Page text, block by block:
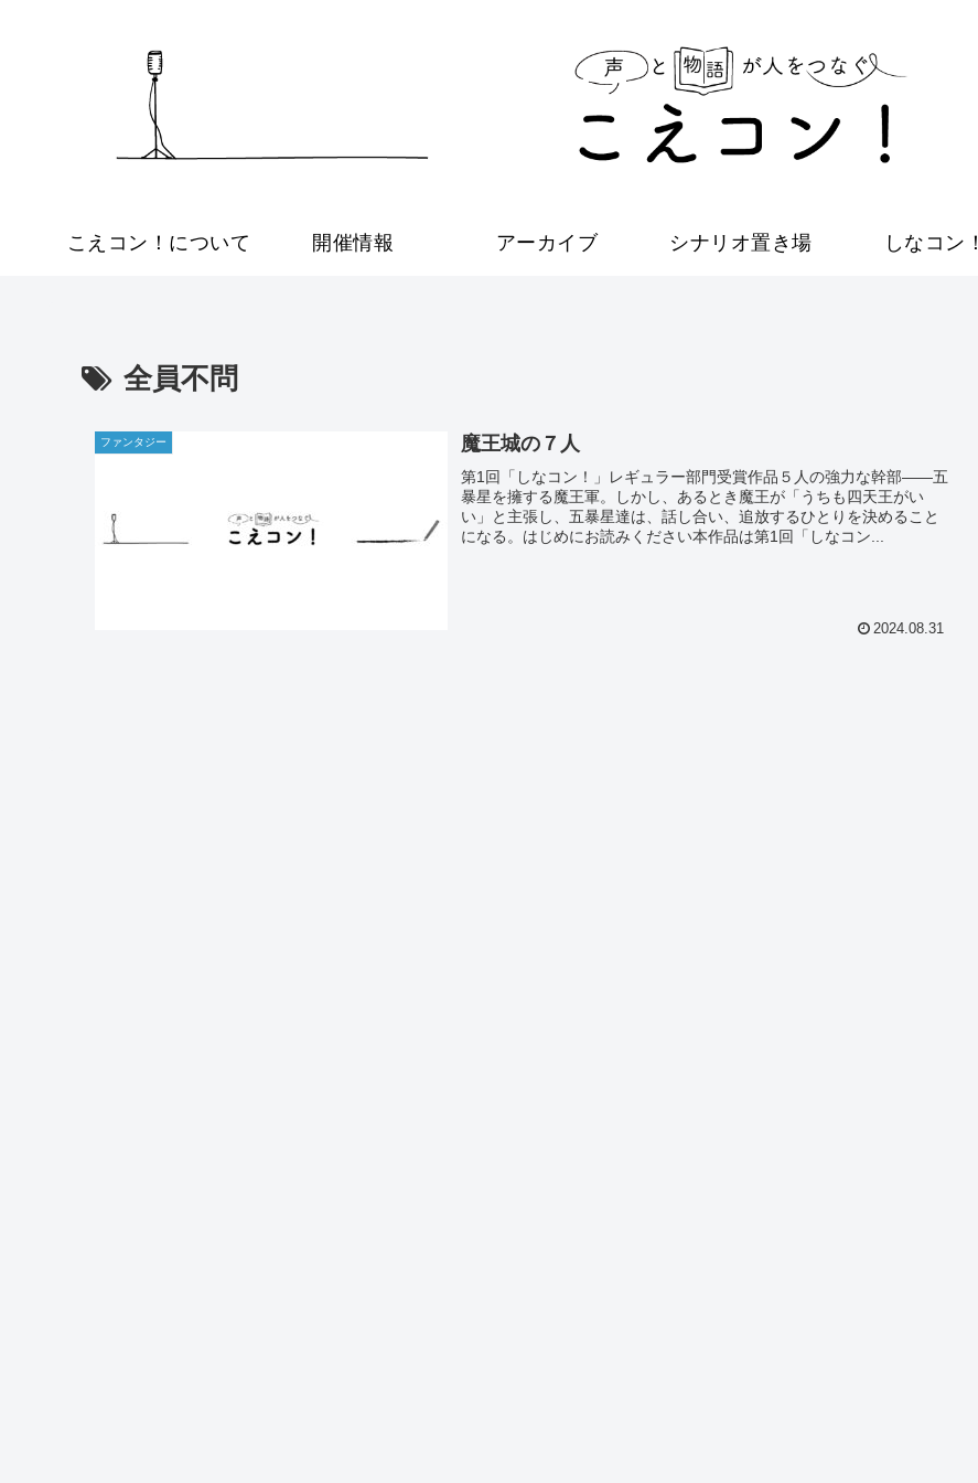
こえコン！について 開催情報 アーカイブ シナリオ置き場 しなコン！
全員不問
ファンタジー 魔王城の７人
第1回「しなコン！」レギュラー部門受賞作品５人の強力な幹部――五
暴星を擁する魔王軍。しかし、あるとき魔王が「うちも四天王がい
い」と主張し、五暴星達は、話し合い、追放するひとりを決めること
になる。はじめにお読みください本作品は第1回「しなコン...
2024.08.31